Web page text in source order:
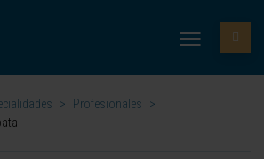
> Profesionales
>